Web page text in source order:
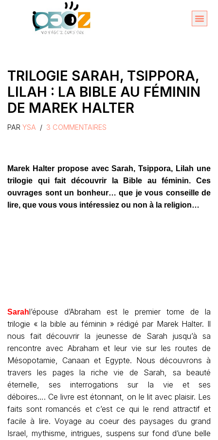
TRILOGIE SARAH, TSIPPORA,
LILAH : LA BIBLE AU FÉMININ
DE MAREK HALTER
PAR YSA 3 COMMENTAIRES
Marek Halter propose avec Sarah, Tsippora, Lilah une
trilogie qui fait découvrir la Bible au féminin. Ces
ouvrages sont un bonheur… que je vous conseille de
lire, que vous vous intéressiez ou non à la religion…
Sarahl’épouse d’Abraham est le premier tome de la
trilogie « la bible au féminin » rédigé par Marek Halter. Il
nous fait découvrir la jeunesse de Sarah jusqu’à sa
rencontre avec Abraham et leur vie sur les routes de
Mésopotamie, Canaan et Egypte. Nous découvrons à
travers les pages la riche vie de Sarah, sa beauté
éternelle, ses interrogations sur la vie et ses
déboires…. Ce livre est étonnant, on le lit avec plaisir. Les
faits sont romancés et c’est ce qui le rend attractif et
facile à lire. Voyage au coeur des paysages du grand
Israel, mythisme, intrigues, suspens sur fond d’une belle